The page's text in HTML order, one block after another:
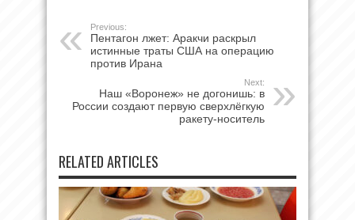
Previous:
Пентагон лжет: Аракчи раскрыл
истинные траты США на операцию
против Ирана
Next:
Наш «Воронеж» не догонишь: в
России создают первую сверхлёгкую
ракету-носитель
RELATED ARTICLES